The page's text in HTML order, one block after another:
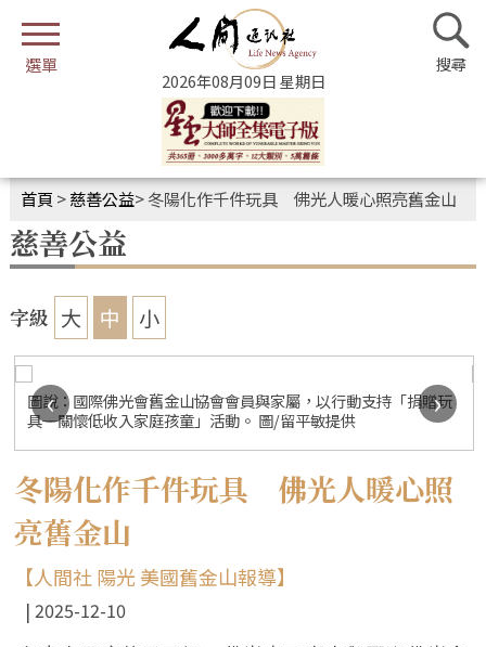
2026年08月09日 星期日
首頁 >慈善公益>冬陽化作千件玩具 佛光人暖心照亮舊金山
慈善公益
字級 大 中 小
圖說：國際佛光會舊金山協會會員與家屬，以行動支持「捐贈玩
具─關懷低收入家庭孩童」活動。 圖/留平敏提供
‹ ›
冬陽化作千件玩具 佛光人暖心照
亮舊金山
【人間社 陽光 美國舊金山報導】
2025-12-10